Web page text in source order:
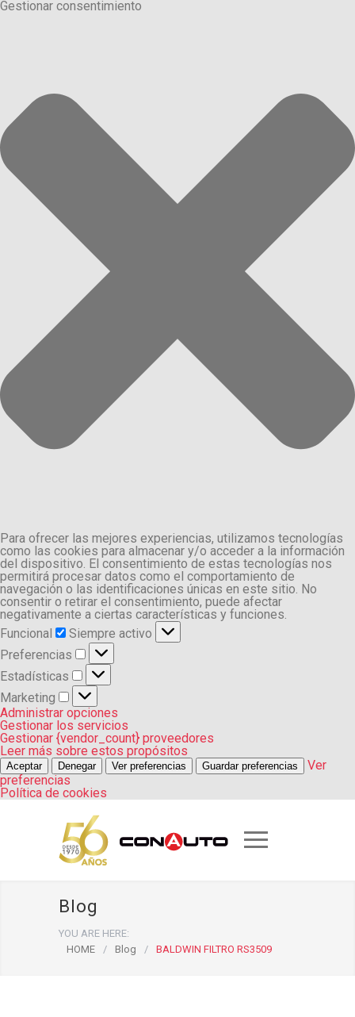
Gestionar consentimiento
Para ofrecer las mejores experiencias, utilizamos tecnologías
como las cookies para almacenar y/o acceder a la información
del dispositivo. El consentimiento de estas tecnologías nos
permitirá procesar datos como el comportamiento de
navegación o las identificaciones únicas en este sitio. No
consentir o retirar el consentimiento, puede afectar
negativamente a ciertas características y funciones.
Funcional
Funcional
Siempre activo
Preferencias
Preferencias
Estadísticas
Estadísticas
Marketing
Marketing
Administrar opciones
Gestionar los servicios
Gestionar {vendor_count} proveedores
Leer más sobre estos propósitos
Aceptar Denegar Ver preferencias Guardar preferencias
Ver
preferencias
Política de cookies
Blog
YOU ARE HERE:
HOME
/ Blog / BALDWIN FILTRO RS3509